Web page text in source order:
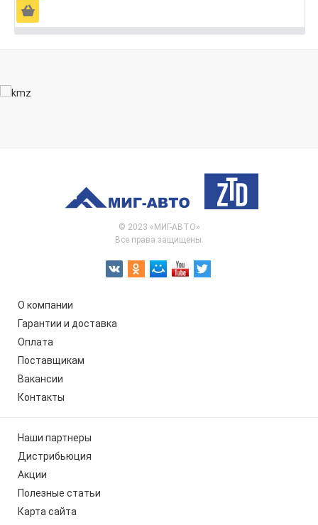
Ä
© 2023 «МИГ-АВТО»
Все права защищены.
О компании
Гарантии и доставка
Оплата
Поставщикам
Вакансии
Контакты
Наши партнеры
Дистрибьюция
Акции
Полезные статьи
Карта сайта